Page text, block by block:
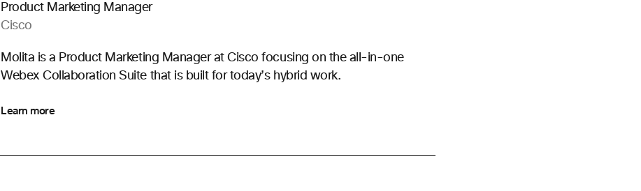
Product Marketing Manager
Cisco
Molita is a Product Marketing Manager at Cisco focusing on the all-in-one
Webex Collaboration Suite that is built for today’s hybrid work.
Learn more